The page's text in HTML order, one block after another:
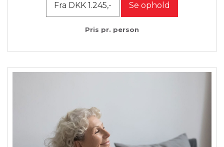
Fra DKK 1.245,- Se ophold
Pris pr. person